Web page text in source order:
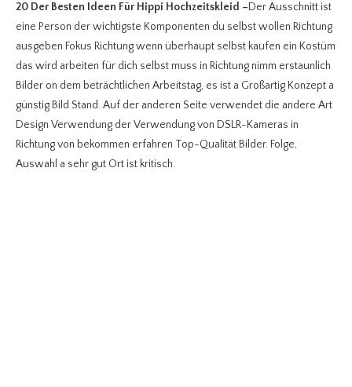
20 Der Besten Ideen Für Hippi Hochzeitskleid –Der Ausschnitt ist
eine Person der wichtigste Komponenten du selbst wollen Richtung
ausgeben Fokus Richtung wenn überhaupt selbst kaufen ein Kostüm
das wird arbeiten für dich selbst muss in Richtung nimm erstaunlich
Bilder on dem beträchtlichen Arbeitstag, es ist a Großartig Konzept a
günstig Bild Stand. Auf der anderen Seite verwendet die andere Art
Design Verwendung der Verwendung von DSLR-Kameras in
Richtung von bekommen erfahren Top-Qualität Bilder. Folge,
Auswahl a sehr gut Ort ist kritisch.